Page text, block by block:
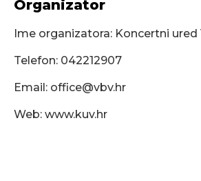
Organizator
Ime organizatora: Koncertni ured
Telefon: 042212907
Email: office@vbv.hr
Web: www.kuv.hr